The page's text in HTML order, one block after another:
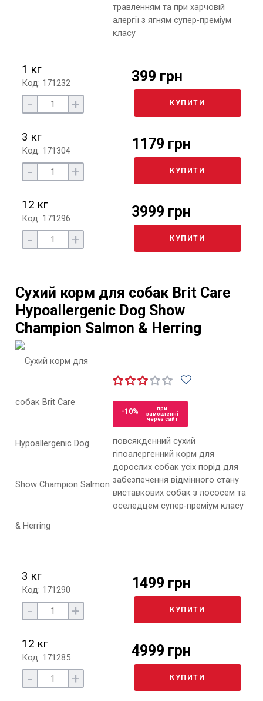
травленням та при харчовій
алергії з ягням супер-преміум
класу
1 кг
Код: 171232 399 грн
- + КУПИТИ
3 кг
Код: 171304 1179 грн
- + КУПИТИ
12 кг
Код: 171296 3999 грн
- + КУПИТИ
Сухий корм для собак Brit Care
Hypoallergenic Dog Show
Champion Salmon & Herring
-10%
при
замовленні
через сайт
повсякденний сухий
гіпоалергенний корм для
дорослих собак усіх порід для
забезпечення відмінного стану
виставкових собак з лососем та
оселедцем супер-преміум класу
3 кг
Код: 171290 1499 грн
- + КУПИТИ
12 кг
Код: 171285 4999 грн
- + КУПИТИ